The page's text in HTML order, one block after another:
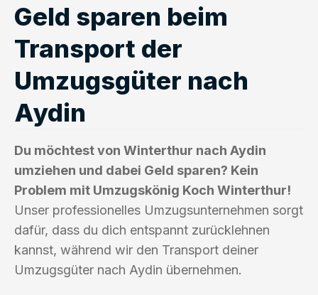
Geld sparen beim
Transport der
Umzugsgüter nach
Aydin
Du möchtest von Winterthur nach Aydin
umziehen und dabei Geld sparen? Kein
Problem mit Umzugskönig Koch Winterthur!
Unser professionelles Umzugsunternehmen sorgt
dafür, dass du dich entspannt zurücklehnen
kannst, während wir den Transport deiner
Umzugsgüter nach Aydin übernehmen.